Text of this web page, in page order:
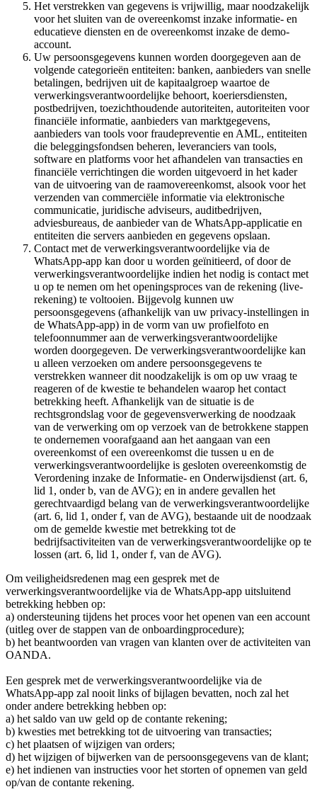
Het verstrekken van gegevens is vrijwillig, maar noodzakelijk
voor het sluiten van de overeenkomst inzake informatie- en
educatieve diensten en de overeenkomst inzake de demo-
account.
Uw persoonsgegevens kunnen worden doorgegeven aan de
volgende categorieën entiteiten: banken, aanbieders van snelle
betalingen, bedrijven uit de kapitaalgroep waartoe de
verwerkingsverantwoordelijke behoort, koeriersdiensten,
postbedrijven, toezichthoudende autoriteiten, autoriteiten voor
financiële informatie, aanbieders van marktgegevens,
aanbieders van tools voor fraudepreventie en AML, entiteiten
die beleggingsfondsen beheren, leveranciers van tools,
software en platforms voor het afhandelen van transacties en
financiële verrichtingen die worden uitgevoerd in het kader
van de uitvoering van de raamovereenkomst, alsook voor het
verzenden van commerciële informatie via elektronische
communicatie, juridische adviseurs, auditbedrijven,
adviesbureaus, de aanbieder van de WhatsApp-applicatie en
entiteiten die servers aanbieden en gegevens opslaan.
Contact met de verwerkingsverantwoordelijke via de
WhatsApp-app kan door u worden geïnitieerd, of door de
verwerkingsverantwoordelijke indien het nodig is contact met
u op te nemen om het openingsproces van de rekening (live-
rekening) te voltooien. Bijgevolg kunnen uw
persoonsgegevens (afhankelijk van uw privacy-instellingen in
de WhatsApp-app) in de vorm van uw profielfoto en
telefoonnummer aan de verwerkingsverantwoordelijke
worden doorgegeven. De verwerkingsverantwoordelijke kan
u alleen verzoeken om andere persoonsgegevens te
verstrekken wanneer dit noodzakelijk is om op uw vraag te
reageren of de kwestie te behandelen waarop het contact
betrekking heeft. Afhankelijk van de situatie is de
rechtsgrondslag voor de gegevensverwerking de noodzaak
van de verwerking om op verzoek van de betrokkene stappen
te ondernemen voorafgaand aan het aangaan van een
overeenkomst of een overeenkomst die tussen u en de
verwerkingsverantwoordelijke is gesloten overeenkomstig de
Verordening inzake de Informatie- en Onderwijsdienst (art. 6,
lid 1, onder b, van de AVG); en in andere gevallen het
gerechtvaardigd belang van de verwerkingsverantwoordelijke
(art. 6, lid 1, onder f, van de AVG), bestaande uit de noodzaak
om de gemelde kwestie met betrekking tot de
bedrijfsactiviteiten van de verwerkingsverantwoordelijke op te
lossen (art. 6, lid 1, onder f, van de AVG).
Om veiligheidsredenen mag een gesprek met de
verwerkingsverantwoordelijke via de WhatsApp-app uitsluitend
betrekking hebben op:
a) ondersteuning tijdens het proces voor het openen van een account
(uitleg over de stappen van de onboardingprocedure);
b) het beantwoorden van vragen van klanten over de activiteiten van
OANDA.
Een gesprek met de verwerkingsverantwoordelijke via de
WhatsApp-app zal nooit links of bijlagen bevatten, noch zal het
onder andere betrekking hebben op:
a) het saldo van uw geld op de contante rekening;
b) kwesties met betrekking tot de uitvoering van transacties;
c) het plaatsen of wijzigen van orders;
d) het wijzigen of bijwerken van de persoonsgegevens van de klant;
e) het indienen van instructies voor het storten of opnemen van geld
op/van de contante rekening.